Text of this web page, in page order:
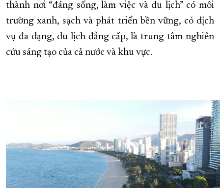
thành nơi “đáng sống, làm việc và du lịch” có môi
trường xanh, sạch và phát triển bền vững, có dịch
vụ đa dạng, du lịch đẳng cấp, là trung tâm nghiên
cứu sáng tạo của cả nước và khu vực.